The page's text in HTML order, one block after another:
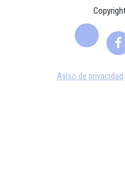
Aviso de privacidad